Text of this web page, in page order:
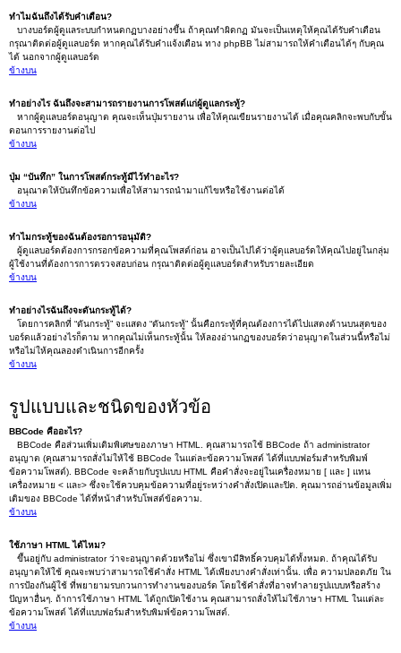
ทำไมฉันถึงได้รับคำเตือน?
บางบอร์ดผู้ดูแลระบบกำหนดกฏบางอย่างขึ้น ถ้าคุณทำผิดกฏ มันจะเป็นเหตุให้คุณได้รับคำเตือน
กรุณาติดต่อผู้ดูแลบอร์ด หากคุณได้รับคำแจ้งเตือน ทาง phpBB ไม่สามารถให้คำเตือนได้ๆ กับคุณ
ได้ นอกจากผู้ดูแลบอร์ด
ข้างบน
ทำอย่างไร ฉันถึงจะสามารถรายงานการโพสต์แก่ผู้ดูแลกระทู้?
หากผู้ดูแลบอร์ดอนุญาต คุณจะเห็นปุ่มรายงาน เพื่อให้คุณเขียนรายงานได้ เมื่อคุณคลิกจะพบกับขั้น
ตอนการรายงานต่อไป
ข้างบน
ปุ่ม “บันทึก” ในการโพสต์กระทู้มีไว้ทำอะไร?
อนุณาตให้บันทึกข้อความเพื่อให้สามารถนำมาแก้ไขหรือใช้งานต่อได้
ข้างบน
ทำไมกระทู้ของฉันต้องรอการอนุมัติ?
ผู้ดูแลบอร์ดต้องการกรอกข้อความที่คุณโพสต์ก่อน อาจเป็นไปได้ว่าผู้ดุแลบอร์ดให้คุณไปอยู่ในกลุ่ม
ผู้ใช้งานที่ต้องการการตรวจสอบก่อน กรุณาติดต่อผู้ดูแลบอร์ดสำหรับรายละเอียด
ข้างบน
ทำอย่างไรฉันถึงจะดันกระทู้ได้?
โดยการคลิกที่ “ดันกระทู้” จะแสดง “ดันกระทู้” นั้นคือกระทู้ที่คุณต้องการได้ไปแสดงด้านบนสุดของ
บอร์ดแล้วอย่างไรก็ตาม หากคุณไม่เห็นกระทู้นั้น ให้ลองอ่านกฏของบอร์ดว่าอนุญาตในส่วนนี้หรือไม่
หรือไม่ให้คุณลองดำเนินการอีกครั้ง
ข้างบน
รูปแบบและชนิดของหัวข้อ
BBCode คืออะไร?
BBCode คือส่วนเพิ่มเติมพิเศษของภาษา HTML. คุณสามารถใช้ BBCode ถ้า administrator
อนุญาต (คุณสามารถสั่งไม่ให้ใช้ BBCode ในแต่ละข้อความโพสต์ ได้ที่แบบฟอร์มสำหรับพิมพ์
ข้อความโพสต์). BBCode จะคล้ายกับรูปแบบ HTML คือคำสั่งจะอยู่ในเครื่องหมาย [ และ ] แทน
เครื่องหมาย < และ> ซึ่งจะใช้ควบคุมข้อความที่อยู่ระหว่างคำสั่งเปิดและปิด. คุณมารถอ่านข้อมูลเพิ่ม
เติมของ BBCode ได้ที่หน้าสำหรับโพสต์ข้อความ.
ข้างบน
ใช้ภาษา HTML ได้ไหม?
ขึ้นอยู่กับ administrator ว่าจะอนุญาตด้วยหรือไม่ ซึ่งเขามีสิทธิ์ควบคุมได้ทั้งหมด. ถ้าคุณได้รับ
อนุญาตให้ใช้ คุณจะพบว่าสามารถใช้คำสั่ง HTML ได้เพียงบางคำสั่งเท่านั้น. เพื่อ ความปลอดภัย ใน
การป้องกันผู้ใช้ ที่พยายามรบกวนการทำงานของบอร์ด โดยใช้คำสั่งที่อาจทำลายรูปแบบหรือสร้าง
ปัญหาอื่นๆ. ถ้าการใช้ภาษา HTML ได้ถูกเปิดใช้งาน คุณสามารถสั่งให้ไม่ใช้ภาษา HTML ในแต่ละ
ข้อความโพสต์ ได้ที่แบบฟอร์มสำหรับพิมพ์ข้อความโพสต์.
ข้างบน